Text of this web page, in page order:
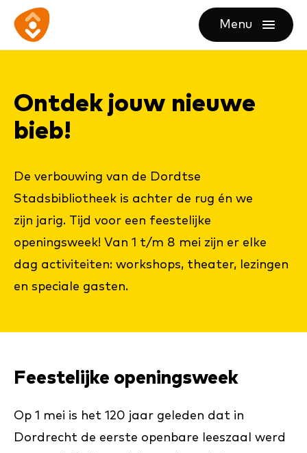
direct
content
direct
footer
Ga
naar
Menu
openen
Ont­dek jouw nieuwe
bieb!
De verbouwing van de Dordtse
Stadsbibliotheek is achter de rug én we
zijn jarig. Tijd voor een feestelijke
openingsweek! Van 1 t/m 8 mei zijn er elke
dag activiteiten: workshops, theater, lezingen
en speciale gasten.
Feestelijke openingsweek
Op 1 mei is het 120 jaar geleden dat in
Dordrecht de eerste openbare leeszaal werd